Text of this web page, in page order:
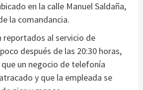
en la calle Manuel Saldaña,
la comandancia.
reportados al servicio de
después de las 20:30 horas,
un negocio de telefonía
y que la empleada se